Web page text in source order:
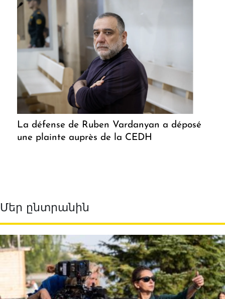
La défense de Ruben Vardanyan a déposé
une plainte auprès de la CEDH
Մեր ընտրանին